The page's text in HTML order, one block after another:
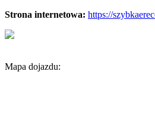
Strona internetowa: https://
Mapa dojazdu: